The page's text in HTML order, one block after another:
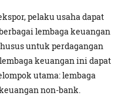
pelaku usaha dapat
lembaga keuangan
untuk perdagangan
keuangan ini dapat
utama: lembaga
non-bank.